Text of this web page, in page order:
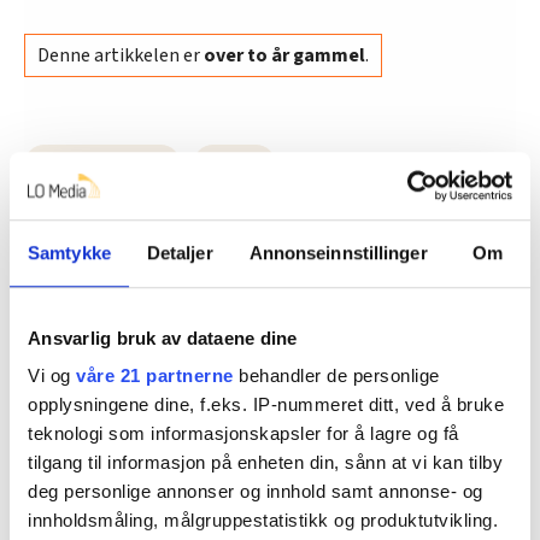
Samtykke Detaljer Annonseinnstillinger Om
Ansvarlig bruk av dataene dine
Vi og våre 21 partnerne behandler de personlige
opplysningene dine, f.eks. IP-nummeret ditt, ved å bruke
teknologi som informasjonskapsler for å lagre og få
tilgang til informasjon på enheten din, sånn at vi kan tilby
deg personlige annonser og innhold samt annonse- og
innholdsmåling, målgruppestatistikk og produktutvikling.
Denne artikkelen erover to år gammel.
Dette er en sak fra
Vi skriver om ansatte i Posten, Bring og DNB.
Les mer fra oss